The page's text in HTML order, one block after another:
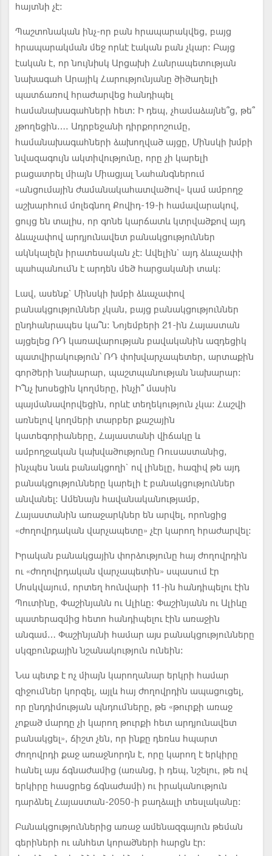
հայտնի չէ:
Պաշտոնական ինչ-որ բան հրապարակվեց, բայց
հրապարակման մեջ որևէ էական բան չկար: Բայց
էական է, որ նույնիսկ Արցախի Հանրապետության
նախագահ Արայիկ Հարությունյանը ծիծաղելի
պատճառով հրաժարվեց հանդիպել
համանախագահների հետ: Ի դեպ, չհամաձայնե՞ց, թե՞
չթողեցին…. Ադրբեջանի դիրքորոշումը,
համանախագահների ձախողված այցը, Մինսկի խմբի
նվազագույն ակտիվությունը, որը չի կարելի
բացատրել միայն Միացյալ Նահանգներում
«անցումային ժամանակահատվածով» կամ ամբողջ
աշխարհում մոլեգնող Քովիդ-19-ի համավարակով,
ցույց են տալիս, որ գոնե կարճատև կտրվածքով այդ
ձևաչափով արդյունավետ բանակցություններ
ակնկալելն իրատեսական չէ: Ավելին` այդ ձևաչափի
պահպանումն է արդեն մեծ հարցականի տակ:
Լավ, ասենք` Մինսկի խմբի ձևաչափով
բանակցություններ չկան, բայց բանակցություններ
ընդհանրապես կա՞ն: Նոյեմբերի 21-ին Հայաստան
այցելեց ՌԴ կառավարության բավականին ազդեցիկ
պատվիրակություն՝ ՌԴ փոխվարչապետեր, արտաքին
գործերի նախարար, պաշտպանության նախարար:
Ի՞նչ խոսեցին կողմերը, ինչի՞ մասին
պայմանավորվեցին, որևէ տեղեկություն չկա: Հաշվի
առնելով կողմերի տարբեր քաշային
կատեգորիաները, Հայաստանի վիճակը և
ամբողջական կախվածությունը Ռուսաստանից,
ինչպես նաև բանակցողի` ով լինելը, հազիվ թե այդ
բանակցությունները կարելի է բանակցություններ
անվանել: Ամենայն հավանականությամբ,
Հայաստանին առաջարկներ են արվել, որոնցից
«ժողովրդական վարչապետը» չէր կարող հրաժարվել:
Իրական բանակցային փորձությունը հայ ժողովրդին
ու «ժողովրդական վարչապետին» սպասում էր
Մոսկվայում, որտեղ հունվարի 11-ին հանդիպելու էին
Պուտինը, Փաշինյանն ու Ալիևը: Փաշինյանն ու Ալիևը
պատերազմից հետո հանդիպելու էին առաջին
անգամ… Փաշինյանի համար այս բանակցությունները
սկզբունքային նշանակություն ունեին:
Նա պետք է ոչ միայն կարողանար երկրի համար
զիջումներ կորզել, այլև հայ ժողովրդին ապացուցել,
որ ընդդիմության պնդումները, թե «թուրքի առաջ
չոքած մարդը չի կարող թուրքի հետ արդյունավետ
բանակցել», ճիշտ չեն, որ ինքը դեռևս հպարտ
ժողովրդի քաջ առաջնորդն է, որը կարող է երկիրը
հանել այս ճգնաժամից (առանց, ի դեպ, նշելու, թե ով
երկիրը հասցրեց ճգնաժամի) ու իրականություն
դարձնել Հայաստան-2050-ի բաղձալի տեսլականը:
Բանակցություններից առաջ ամենազգայուն թեման
գերիների ու անհետ կորածների հարցն էր: